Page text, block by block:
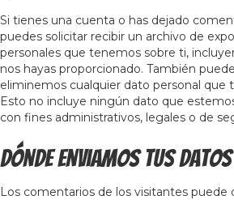
Si tienes una cuenta o has dejado
puedes solicitar recibir un archivo de
personales que tenemos sobre ti,
nos hayas proporcionado. También
eliminemos cualquier dato personal que
Esto no incluye ningún dato que
con fines administrativos, legales o de
Dónde enviamos tus datos
Los comentarios de los visitantes puede